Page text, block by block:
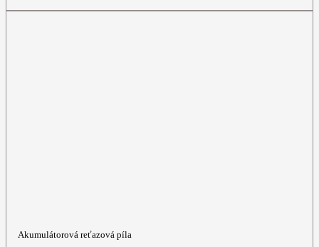
Akumulátorová reťazová píla